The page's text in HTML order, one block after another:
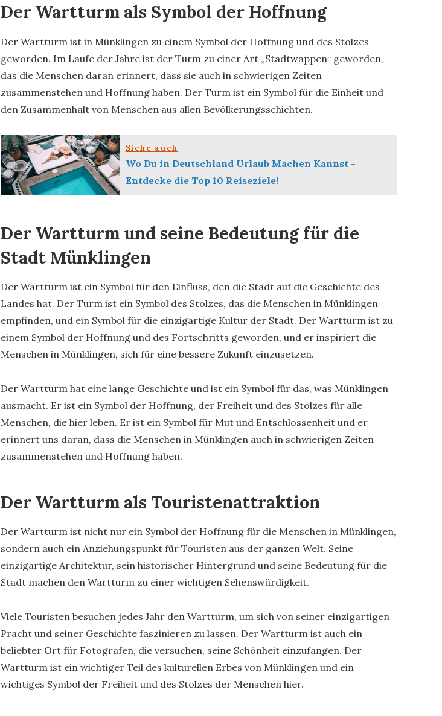
Der Wartturm als Symbol der Hoffnung
Der Wartturm ist in Münklingen zu einem Symbol der Hoffnung und des Stolzes
geworden. Im Laufe der Jahre ist der Turm zu einer Art „Stadtwappen“ geworden,
das die Menschen daran erinnert, dass sie auch in schwierigen Zeiten
zusammenstehen und Hoffnung haben. Der Turm ist ein Symbol für die Einheit und
den Zusammenhalt von Menschen aus allen Bevölkerungsschichten.
Siehe auch
Wo Du in Deutschland Urlaub Machen Kannst -
Entdecke die Top 10 Reiseziele!
Der Wartturm und seine Bedeutung für die
Stadt Münklingen
Der Wartturm ist ein Symbol für den Einfluss, den die Stadt auf die Geschichte des
Landes hat. Der Turm ist ein Symbol des Stolzes, das die Menschen in Münklingen
empfinden, und ein Symbol für die einzigartige Kultur der Stadt. Der Wartturm ist zu
einem Symbol der Hoffnung und des Fortschritts geworden, und er inspiriert die
Menschen in Münklingen, sich für eine bessere Zukunft einzusetzen.
Der Wartturm hat eine lange Geschichte und ist ein Symbol für das, was Münklingen
ausmacht. Er ist ein Symbol der Hoffnung, der Freiheit und des Stolzes für alle
Menschen, die hier leben. Er ist ein Symbol für Mut und Entschlossenheit und er
erinnert uns daran, dass die Menschen in Münklingen auch in schwierigen Zeiten
zusammenstehen und Hoffnung haben.
Der Wartturm als Touristenattraktion
Der Wartturm ist nicht nur ein Symbol der Hoffnung für die Menschen in Münklingen,
sondern auch ein Anziehungspunkt für Touristen aus der ganzen Welt. Seine
einzigartige Architektur, sein historischer Hintergrund und seine Bedeutung für die
Stadt machen den Wartturm zu einer wichtigen Sehenswürdigkeit.
Viele Touristen besuchen jedes Jahr den Wartturm, um sich von seiner einzigartigen
Pracht und seiner Geschichte faszinieren zu lassen. Der Wartturm ist auch ein
beliebter Ort für Fotografen, die versuchen, seine Schönheit einzufangen. Der
Wartturm ist ein wichtiger Teil des kulturellen Erbes von Münklingen und ein
wichtiges Symbol der Freiheit und des Stolzes der Menschen hier.